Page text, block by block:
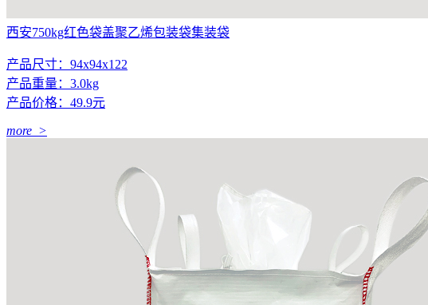
西安750kg红色袋盖聚乙烯包装袋集装袋
产品尺寸：94x94x122
产品重量：3.0kg
产品价格：49.9元
more >